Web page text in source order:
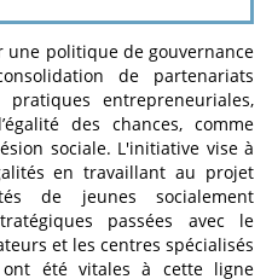
une politique de gouvernance
de partenariats
entrepreneuriales,
des chances, comme
sociale. L'initiative vise à
en travaillant au projet
de jeunes socialement
passées avec le
et les centres spécialisés
été vitales à cette ligne